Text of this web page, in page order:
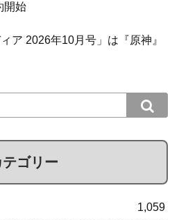
開始
ア 2026年10月号」は『原神』
テゴリー
1,059